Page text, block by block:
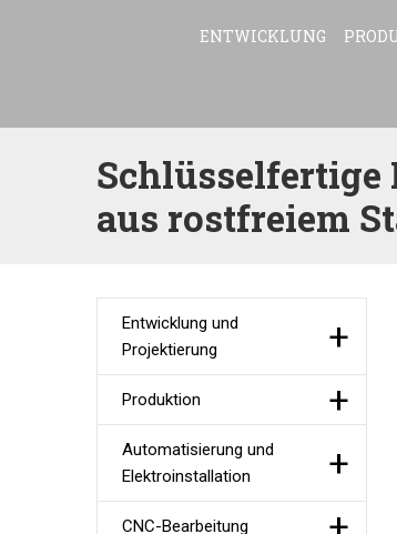
ENTWICKLUNG
aus rostfreiem
Entwicklung und
Projektierung
Produktion
Automatisierung und
Elektroinstallation
CNC-Bearbeitung